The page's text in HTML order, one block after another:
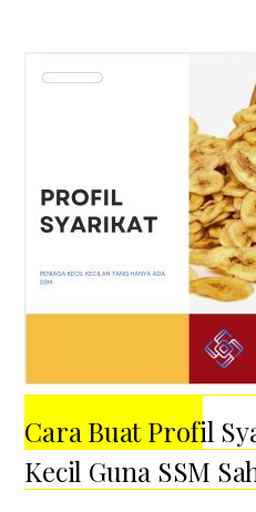
Cara Buat Profil
Kecil Guna SSM